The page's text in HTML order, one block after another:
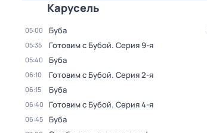
Карусель
05:00 Буба
05:35 Готовим с Бубой. Серия 9-я
05:40 Буба
06:10 Готовим с Бубой. Серия 2-я
06:15 Буба
06:40 Готовим с Бубой. Серия 4-я
06:45 Буба